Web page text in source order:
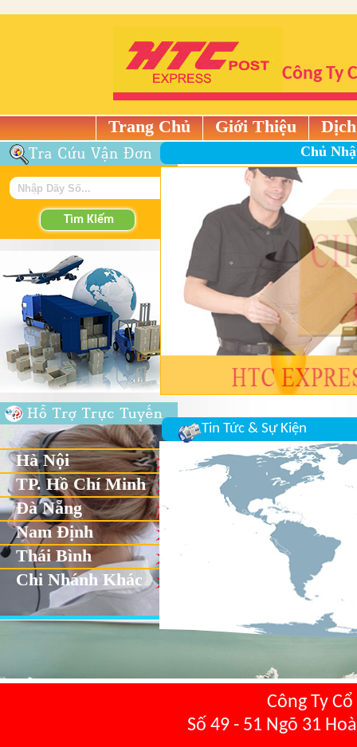
Công Ty
Trang Chủ Giới Thiệu
Hà Nội
TP. Hồ Chí Minh
Đà Nẵng
Nam Định
Thái Bình
Chi Nhánh Khác
Chủ
Tin Tức & Sự Kiện
Công Ty
Số 49 - 51 Ngõ 31